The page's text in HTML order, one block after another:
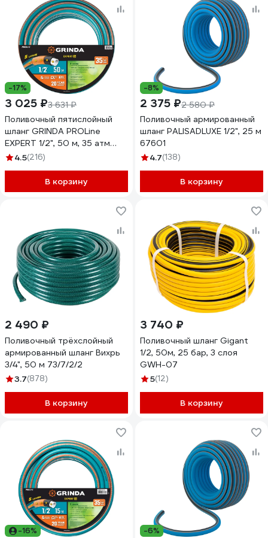
-17%
3 025 ₽3 631 ₽
Поливочный пятислойный
шланг GRINDA PROLine
EXPERT 1/2", 50 м, 35 атм
429007-1/2-50
4.5(216)
В корзину
-8%
2 375 ₽2 580 ₽
Поливочный армированный
шланг PALISADLUXE 1/2", 25 м
67601
4.7(138)
В корзину
2 490 ₽
Поливочный трёхслойный
армированный шланг Вихрь
3/4", 50 м 73/7/2/2
3.7(878)
В корзину
3 740 ₽
Поливочный шланг Gigant
1/2, 50м, 25 бар, 3 слоя
GWH-07
5(12)
В корзину
-16% -6%